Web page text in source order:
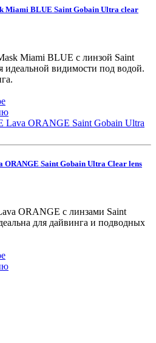
Miami BLUE Saint Gobain Ultra clear
Miami BLUE с линзой Saint
идеальной видимости под водой.
Saint Gobain Ultra Clear lens
ORANGE с линзами Saint
для дайвинга и подводных